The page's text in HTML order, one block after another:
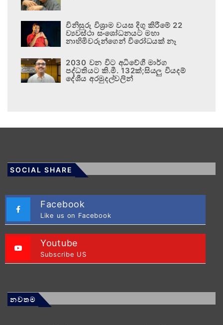
විනිසුරු විශ්‍රාම වයස දිගු කිරීමේ 22
ව්‍යවස්ථා සංශෝධනයට මහා
නාහිමිවරුන්ගෙන් විරෝධයක් නෑ
2030 වන විට අධිවේගී මාර්ග
පද්ධතියට කි.මී. 132ක්;සියලු වියදම්
දේශීය අරමුදල්වලින්
SOCIAL SHARE
Facebook
Like us on Facebook
Youtube
Subscribe US
නවතම